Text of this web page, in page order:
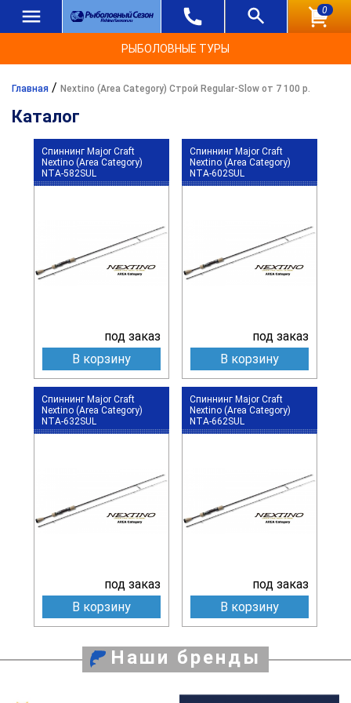
0
РЫБОЛОВНЫЕ ТУРЫ
Главная / Nextino (Area Category) Строй Regular-Slow от 7 100 р.
Каталог
Спиннинг Major Craft
Nextino (Area Category)
NTA-582SUL
под заказ
В корзину
Спиннинг Major Craft
Nextino (Area Category)
NTA-602SUL
под заказ
В корзину
Спиннинг Major Craft
Nextino (Area Category)
NTA-632SUL
под заказ
В корзину
Спиннинг Major Craft
Nextino (Area Category)
NTA-662SUL
под заказ
В корзину
Наши бренды